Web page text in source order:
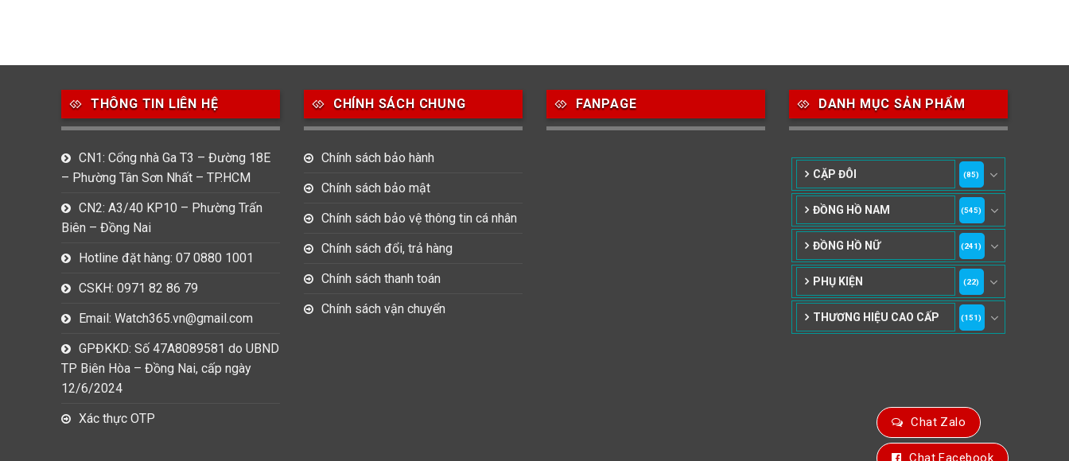
THÔNG TIN LIÊN HỆ
CN1: Cổng nhà Ga T3 – Đường 18E
– Phường Tân Sơn Nhất – TP.HCM
CN2: A3/40 KP10 – Phường Trấn
Biên – Đồng Nai
Hotline đặt hàng: 07 0880 1001
CSKH: 0971 82 86 79
Email: Watch365.vn@gmail.com
GPĐKKD: Số 47A8089581 do UBND
TP Biên Hòa – Đồng Nai, cấp ngày
12/6/2024
Xác thực OTP
CHÍNH SÁCH CHUNG
Chính sách bảo hành
Chính sách bảo mật
Chính sách bảo vệ thông tin cá nhân
Chính sách đổi, trả hàng
Chính sách thanh toán
Chính sách vận chuyển
FANPAGE DANH MỤC SẢN PHẨM
CẶP ĐÔI (85)
ĐỒNG HỒ NAM (545)
ĐỒNG HỒ NỮ (241)
PHỤ KIỆN (22)
THƯƠNG HIỆU CAO CẤP (151)
Chat Zalo
Chat Facebook